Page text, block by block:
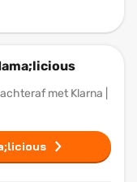
met Klarna |